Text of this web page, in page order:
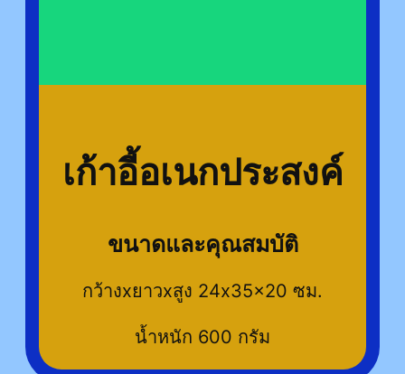
เก้าอี้อเนกประสงค์
ขนาดและคุณสมบัติ
กว้างxยาวxสูง 24x35x20 ซม.
น้ำหนัก 600 กรัม